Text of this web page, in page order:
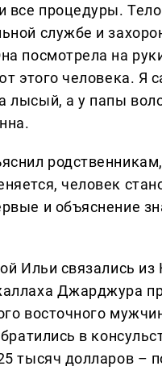
все процедуры.
службе и
посмотрела на
этого человека. Я
лысый, а у папы
человек
и объяснение
Ильи связались
Джарджура
восточного
в
тысяч долларов –